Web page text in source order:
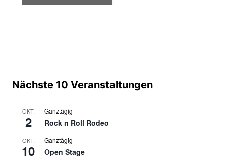
t
t
u
Nächste 10 Veranstaltungen
OKT.
2
Ganztägig
Rock n Roll Rodeo
OKT.
10
Ganztägig
Open Stage